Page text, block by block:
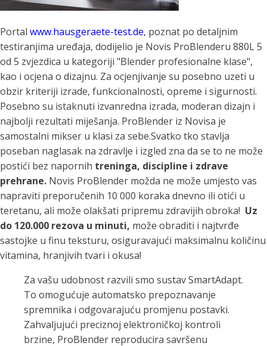
Portal www.hausgeraete-test.de, poznat po detaljnim
testiranjima uređaja, dodijelio je Novis ProBlenderu 880L 5
od 5 zvjezdica u kategoriji "Blender profesionalne klase",
kao i ocjena o dizajnu. Za ocjenjivanje su posebno uzeti u
obzir kriteriji izrade, funkcionalnosti, opreme i sigurnosti.
Posebno su istaknuti izvanredna izrada, moderan dizajn i
najbolji rezultati miješanja. ProBlender iz Novisa je
samostalni mikser u klasi za sebe.Svatko tko stavlja
poseban naglasak na zdravlje i izgled zna da se to ne može
postići bez napornih treninga, discipline i zdrave
prehrane. Novis ProBlender možda ne može umjesto vas
napraviti preporučenih 10 000 koraka dnevno ili otići u
teretanu, ali može olakšati pripremu zdravijih obroka! Uz
do 120.000 rezova u minuti, može obraditi i najtvrđe
sastojke u finu teksturu, osiguravajući maksimalnu količinu
vitamina, hranjivih tvari i okusa!
Za vašu udobnost razvili smo sustav SmartAdapt.
To omogućuje automatsko prepoznavanje
spremnika i odgovarajuću promjenu postavki.
Zahvaljujući preciznoj elektroničkoj kontroli
brzine, ProBlender reproducira savršenu